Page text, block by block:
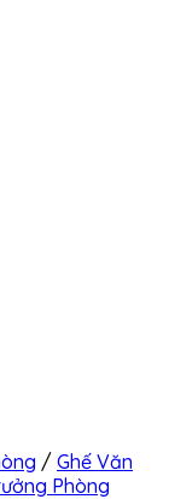
/ Ghế Văn
Phòng